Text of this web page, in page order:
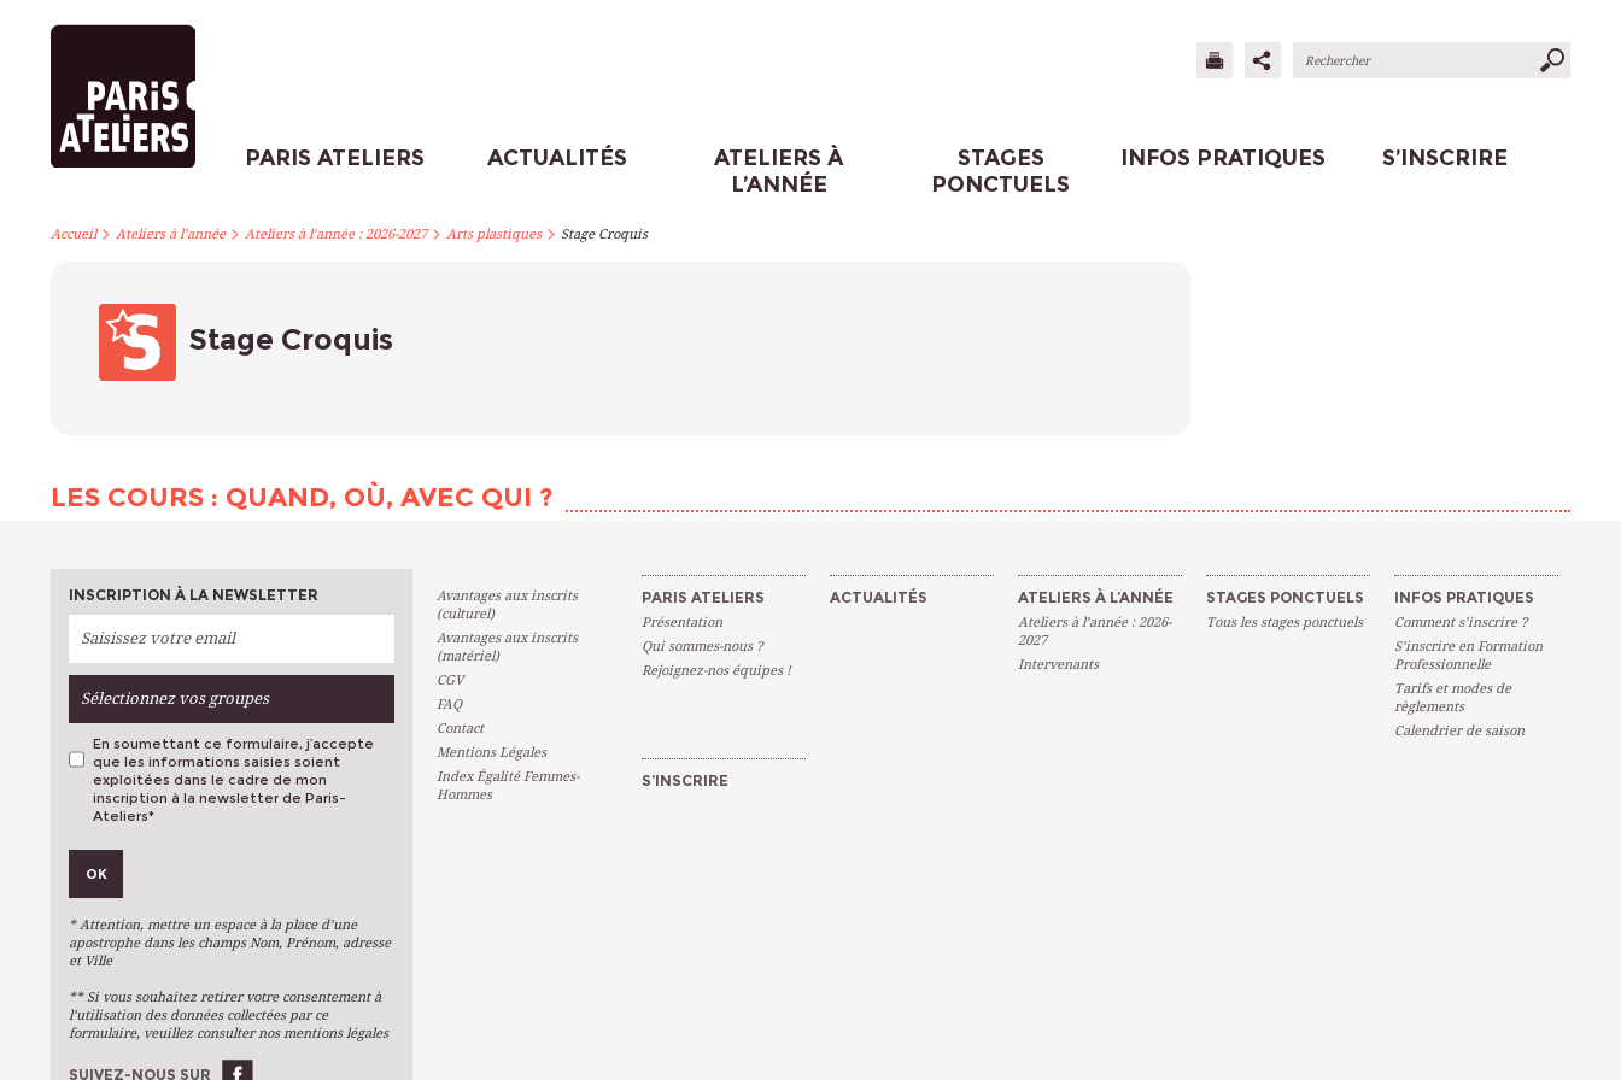
PARIS ATELIERS ACTUALITÉS
ATELIERS À
L’ANNÉE
STAGES
PONCTUELS
INFOS PRATIQUES S’INSCRIRE
Accueil> Ateliers à l’année> Ateliers à l’année : 2026-2027> Arts plastiques> Stage Croquis
Stage Croquis
LES COURS : QUAND, OÙ, AVEC QUI ?
INSCRIPTION À LA NEWSLETTER
Sélectionnez vos groupes
Métiers D'art
Arts Du Texte
Stages Ponctuels
Ateliers À L'année
En soumettant ce formulaire, j’accepte
que les informations saisies soient
exploitées dans le cadre de mon
inscription à la newsletter de Paris-
Ateliers*
OK
* Attention, mettre un espace à la place d’une
apostrophe dans les champs Nom, Prénom, adresse
et Ville
** Si vous souhaitez retirer votre consentement à
l’utilisation des données collectées par ce
formulaire, veuillez consulter nos mentions légales
SUIVEZ-NOUS SUR
Avantages aux inscrits
(culturel)
Avantages aux inscrits
(matériel)
CGV
FAQ
Contact
Mentions Légales
Index Égalité Femmes-
Hommes
PARIS ATELIERS
Présentation
Qui sommes-nous ?
Rejoignez-nos équipes !
ACTUALITÉS ATELIERS À L’ANNÉE
Ateliers à l’année : 2026-
2027
Intervenants
STAGES PONCTUELS
Tous les stages ponctuels
INFOS PRATIQUES
Comment s’inscrire ?
S’inscrire en Formation
Professionnelle
Tarifs et modes de
règlements
Calendrier de saison
S’INSCRIRE